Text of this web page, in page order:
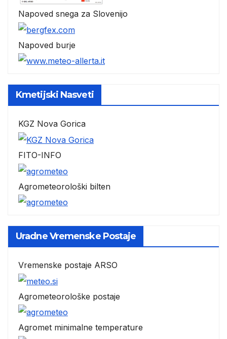
Napoved snega za Slovenijo
Napoved burje
Kmetijski Nasveti
KGZ Nova Gorica
FITO-INFO
Agrometeorološki bilten
Uradne Vremenske Postaje
Vremenske postaje ARSO
Agrometeorološke postaje
Agromet minimalne temperature